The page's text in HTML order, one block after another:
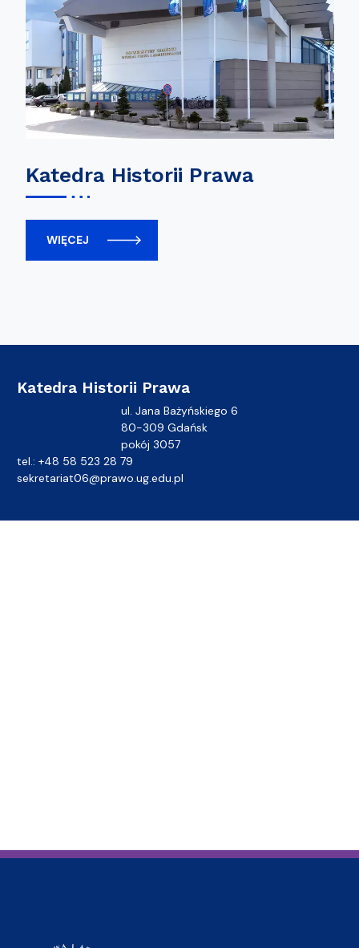
Katedra Historii Prawa
WIĘCEJ
Katedra Historii Prawa
ul. Jana Bażyńskiego 6
80-309 Gdańsk
pokój 3057
tel.: +48 58 523 28 79
sekretariat06@prawo.ug.edu.pl